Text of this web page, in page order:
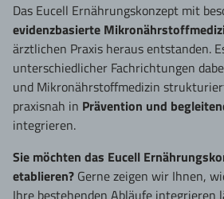
Das Eucell Ernährungskonzept mit
evidenzbasierte
ärztlichen Praxis heraus entstanden.
unterschiedlicher Fachrichtungen
und Mikronährstoffmedizin
praxisnah in Prävention und
integrieren.
Sie möchten das Eucell
etablieren? Gerne zeigen wir Ihnen,
Ihre bestehenden Abläufe integrieren